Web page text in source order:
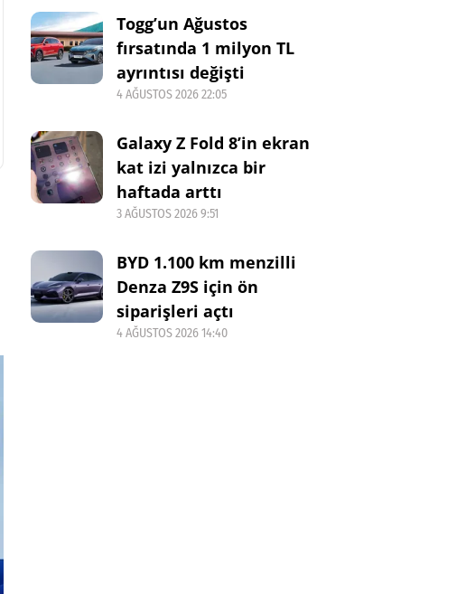
Togg’un Ağustos
fırsatında 1 milyon TL
ayrıntısı değişti
4 AĞUSTOS 2026 22:05
Galaxy Z Fold 8’in ekran
kat izi yalnızca bir
haftada arttı
3 AĞUSTOS 2026 9:51
BYD 1.100 km menzilli
Denza Z9S için ön
siparişleri açtı
4 AĞUSTOS 2026 14:40